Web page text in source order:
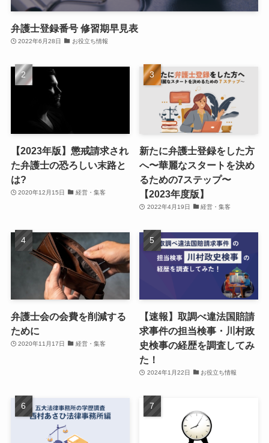
弁護士登録番号 修習期早見表
2022年6月28日 お役立ち情報
【2023年版】懲戒請求され
た弁護士の恐ろしい末路と
は?
2020年12月15日 経営・集客
新たに弁護士登録をした方
へ〜華麗なスタートを決め
るための7ステップ〜
【2023年度版】
2022年4月19日 経営・集客
弁護士会の会費を削減する
ために
2020年11月17日 経営・集客
【速報】取調べ違法国賠請
求事件の担当検事・川村政
史検事の経歴を調査してみ
た！
2024年1月22日 お役立ち情報